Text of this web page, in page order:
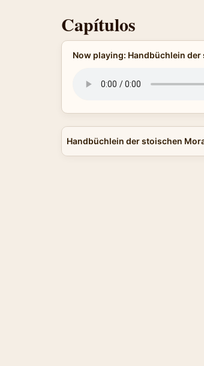
Capítulos
Now playing: Handbüchlein
Handbüchlein der stoischen